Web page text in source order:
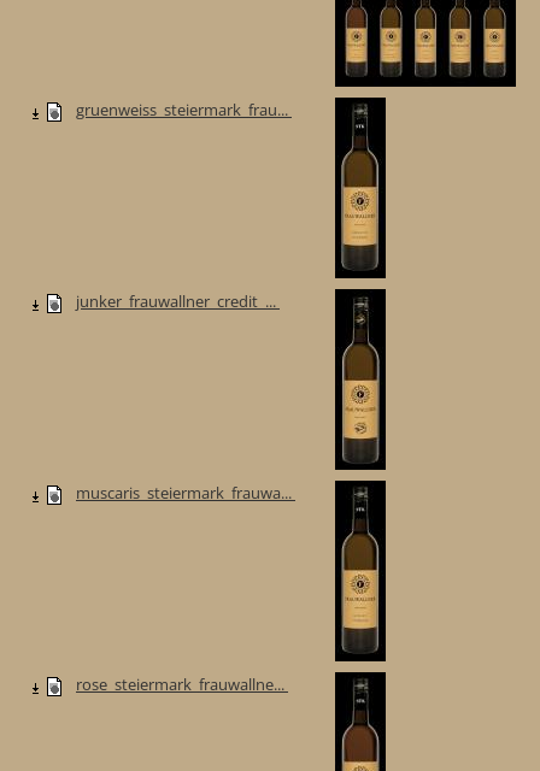
gruenweiss_steiermark_frau...
junker_frauwallner_credit_...
muscaris_steiermark_frauwa...
rose_steiermark_frauwallne...